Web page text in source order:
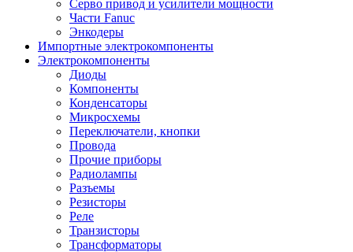
Серво привод и усилители мощности
Части Fanuc
Энкодеры
Импортные электрокомпоненты
Электрокомпоненты
Диоды
Компоненты
Конденсаторы
Микросхемы
Переключатели, кнопки
Провода
Прочие приборы
Радиолампы
Разъемы
Резисторы
Реле
Транзисторы
Трансформаторы